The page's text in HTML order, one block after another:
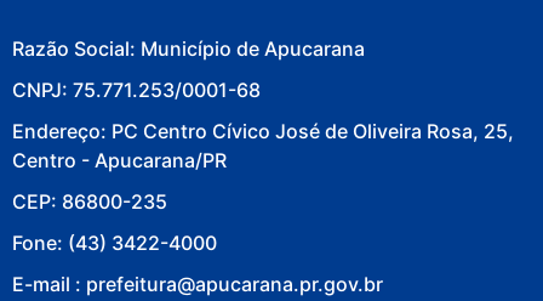
Razão Social: Município de Apucarana
CNPJ: 75.771.253/0001-68
Endereço: PC Centro Cívico José de Oliveira Rosa, 25,
Centro - Apucarana/PR
CEP: 86800-235
Fone: (43) 3422-4000
E-mail : prefeitura@apucarana.pr.gov.br